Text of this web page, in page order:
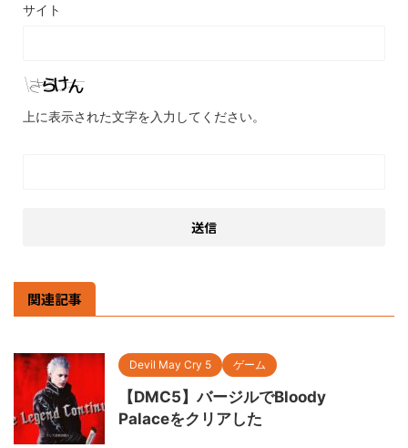
サイト
上に表示された文字を入力してください。
関連記事
Devil May Cry 5 ゲーム
【DMC5】バージルでBloody
Palaceをクリアした